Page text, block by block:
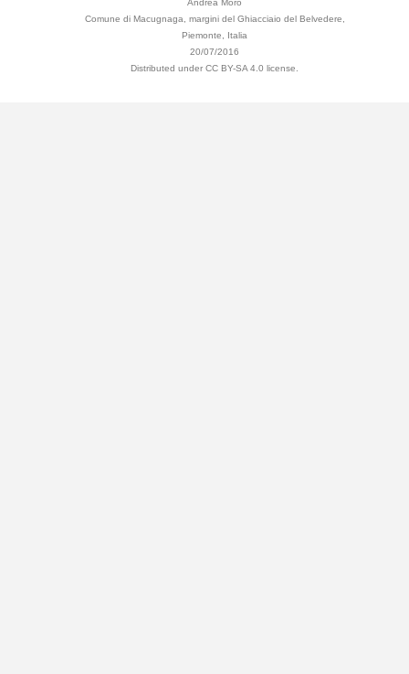
Andrea Moro
Comune di Macugnaga, margini del Ghiacciaio del Belvedere,
Piemonte, Italia
20/07/2016
Distributed under CC BY-SA 4.0 license.